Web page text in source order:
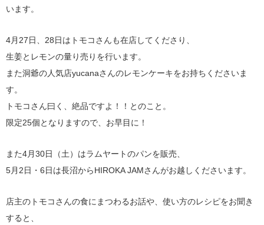
います。
4月27日、28日はトモコさんも在店してくださり、
生姜とレモンの量り売りを行います。
また洞爺の人気店yucanaさんのレモンケーキをお持ちくださいま
す。
トモコさん曰く、絶品ですよ！！とのこと。
限定25個となりますので、お早目に！
また4月30日（土）はラムヤートのパンを販売、
5月2日・6日は長沼からHIROKA JAMさんがお越しくださいます。
店主のトモコさんの食にまつわるお話や、使い方のレシピをお聞き
すると、